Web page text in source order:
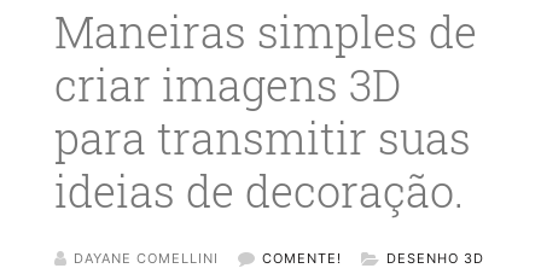
Maneiras simples de
criar imagens 3D
para transmitir suas
ideias de decoração.
DAYANE COMELLINI COMENTE! DESENHO 3D